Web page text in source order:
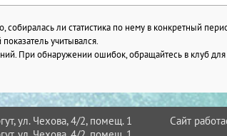
собиралась ли статистика по нему в конкретный
учитывался.
При обнаружении ошибок, обращайтесь в клуб для
ул. Чехова, 4/2, помещ. 1
Сайт